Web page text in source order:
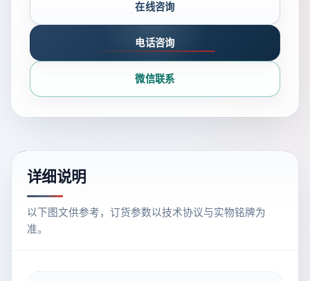
在线咨询
电话咨询
微信联系
详细说明
以下图文供参考，订货参数以技术协议与实物铭牌为
准。